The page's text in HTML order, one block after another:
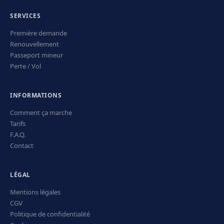
SERVICES
Première demande
Renouvellement
Passeport mineur
Perte / Vol
INFORMATIONS
Comment ça marche
Tarifs
F.A.Q.
Contact
LÉGAL
Mentions légales
CGV
Politique de confidentialité